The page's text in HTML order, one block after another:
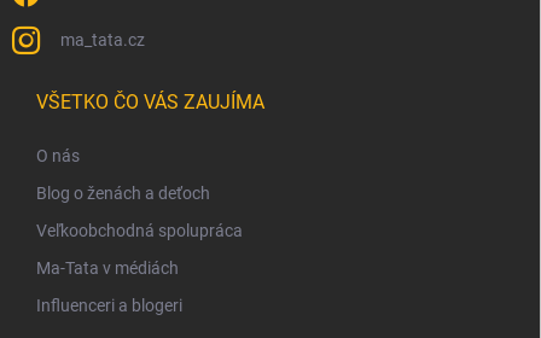
ma_tata.cz
VŠETKO ČO VÁS ZAUJÍMA
O nás
Blog o ženách a deťoch
Veľkoobchodná spolupráca
Ma-Tata v médiách
Influenceri a blogeri